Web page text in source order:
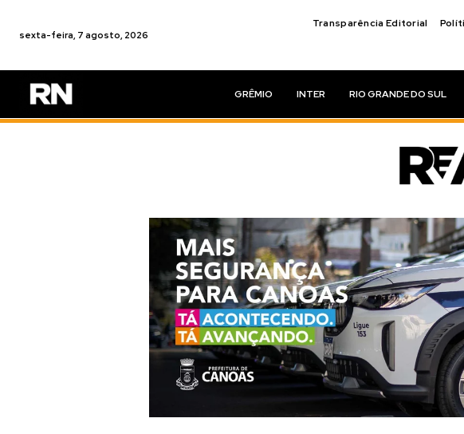
sexta-feira, 7 agosto, 2026
Transparência Editorial
GRÊMIO INTER RIO GRANDE DO SUL